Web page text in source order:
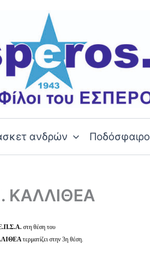
ανδρών Ποδόσφαιρο
ΚΑΛΛΙΘΕΑ
στη θέση του
τερματίζει στην 3η θέση.